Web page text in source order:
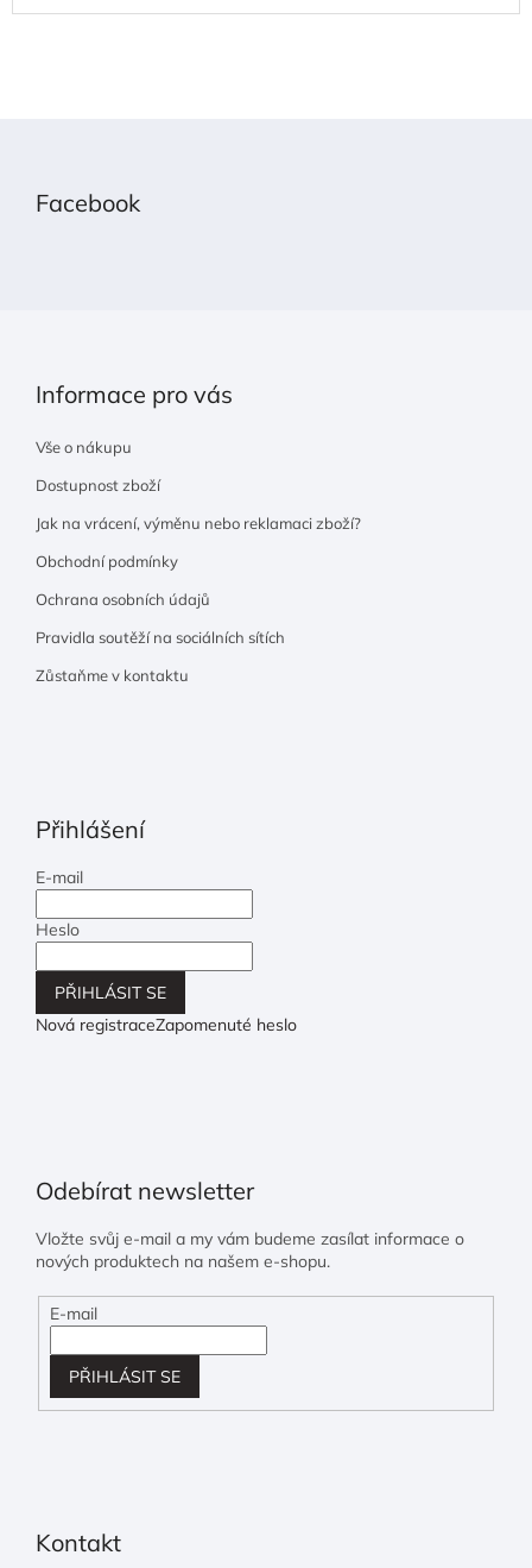
Facebook
Informace pro vás
Vše o nákupu
Dostupnost zboží
Jak na vrácení, výměnu nebo reklamaci zboží?
Obchodní podmínky
Ochrana osobních údajů
Pravidla soutěží na sociálních sítích
Zůstaňme v kontaktu
Přihlášení
E-mail
Heslo
PŘIHLÁSIT SE
Nová registraceZapomenuté heslo
Odebírat newsletter
Vložte svůj e-mail a my vám budeme zasílat informace o
nových produktech na našem e-shopu.
E-mail
PŘIHLÁSIT SE
Kontakt